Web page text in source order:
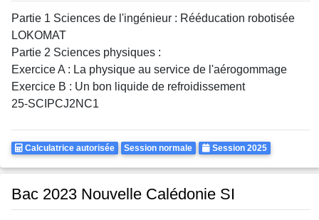
Partie 1 Sciences de l'ingénieur : Rééducation robotisée
LOKOMAT
Partie 2 Sciences physiques :
Exercice A : La physique au service de l'aérogommage
Exercice B : Un bon liquide de refroidissement
25-SCIPCJ2NC1
Calculatrice
Calculatrice autorisée Rattrapages
Session normale Annee
Session 2025
Bac 2023 Nouvelle Calédonie SI